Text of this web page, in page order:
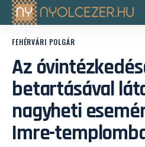
FEHÉRVÁRI POLGÁR
Az
betartásával
nagyheti
Imre-